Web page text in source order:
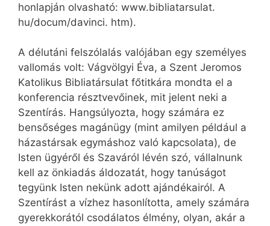
honlapján olvasható: www.bibliatarsulat.
hu/docum/davinci. htm).
A délutáni felszólalás valójában egy személyes
vallomás volt: Vágvölgyi Éva, a Szent Jeromos
Katolikus Bibliatársulat főtitkára mondta el a
konferencia résztvevőinek, mit jelent neki a
Szentírás. Hangsúlyozta, hogy számára ez
bensőséges magánügy (mint amilyen például a
házastársak egymáshoz való kapcsolata), de
Isten ügyéről és Szaváról lévén szó, vállalnunk
kell az önkiadás áldozatát, hogy tanúságot
tegyünk Isten nekünk adott ajándékairól. A
Szentírást a vízhez hasonlította, amely számára
gyerekkorától csodálatos élmény, olyan, akár a